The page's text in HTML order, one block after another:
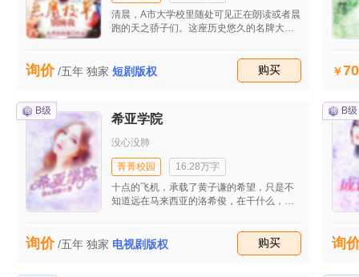
清晨，A市大学校里随处可见正在朗读或者晨
跑的天之骄子们。这座历史悠久的名牌大
是属于前者。手里捧着一本弗洛伊德心理
学，徐佳音那双灵动的眼睛一直都盯着书
反应过来，身旁却已经传来了压低的笑声。
“佳音，你又边走路边看书，真是服了你了，
难道一会不看书，你的人生就会失去意义？”
询价 /五年 独家 短剧版权 购买
B级
希亚学院
没心没肺
菁菁校园
16.28万字
十点的飞机，承载了黄子谦的希望，只是不
知道远在马来西亚的洛希俊，在干什么，而
询价 /五年 独家 电视剧版权 购买
B级
询